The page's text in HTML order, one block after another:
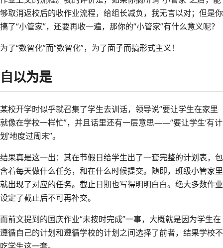
够取消返校后的收作业流程，给组长减负，我无言以对；但是你
搞了“小管家”，还要再收一遍，那你的“小管家”有什么意义呢？
为了“数智化”而“数智化”，为了面子而搞形式主义！
自以为是
某校开学时似乎就召集了学生去训话，领导说“要让学生在家里
就像在学校一样忙”，并且话里还有一层意思——“要让学生‘有计
划’地度过周末”。
结果真是这一出：其在节假日给学生出了一套完整的计划表，包
含着每天做什么任务，和在什么时候提交。随即，班级小管家里
就出现了对应的任务。截止日期也写得明明白白。绝大多数作业
设定了截止后不可再补交。
而前文提到的国庆作业“未按时完成”一事，大概就是因为学生在
遵循自己的计划和遵循学校的计划之间选择了前者，结果学校不